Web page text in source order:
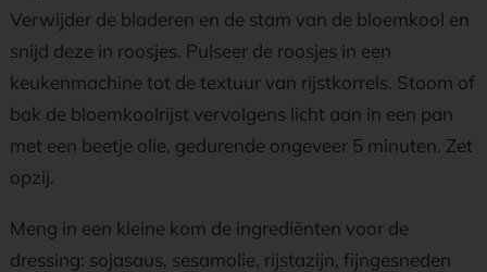
Verwijder de bladeren en de stam van de bloemkool en
snijd deze in roosjes. Pulseer de roosjes in een
keukenmachine tot de textuur van rijstkorrels. Stoom of
bak de bloemkoolrijst vervolgens licht aan in een pan
met een beetje olie, gedurende ongeveer 5 minuten. Zet
opzij.
Meng in een kleine kom de ingrediënten voor de
dressing: sojasaus, sesamolie, rijstazijn, fijngesneden